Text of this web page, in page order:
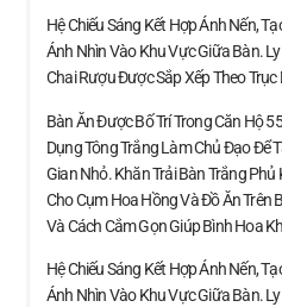
Hệ Chiếu Sáng Kết Hợp Ánh Nến,
Ánh Nhìn Vào Khu Vực Giữa Bàn.
Chai Rượu Được Sắp Xếp Theo Trục
Bàn Ăn Được Bố Trí Trong Căn Hộ
Dụng Tông Trắng Làm Chủ Đạo Để
Gian Nhỏ. Khăn Trải Bàn Trắng Phủ
Cho Cụm Hoa Hồng Và Đồ Ăn Trên
Và Cách Cắm Gọn Giúp Bình Hoa
Hệ Chiếu Sáng Kết Hợp Ánh Nến,
Ánh Nhìn Vào Khu Vực Giữa Bàn.